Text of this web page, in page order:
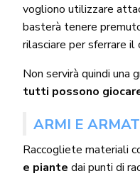
vogliono utilizzare
basterà tenere
rilasciare per sferrare il
Non servirà quindi una
tutti possono
ARMI E
Raccogliete materiali
e piante dai punti di